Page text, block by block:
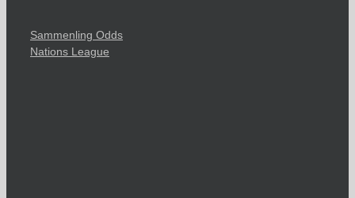
Sammenling Odds
Nations League